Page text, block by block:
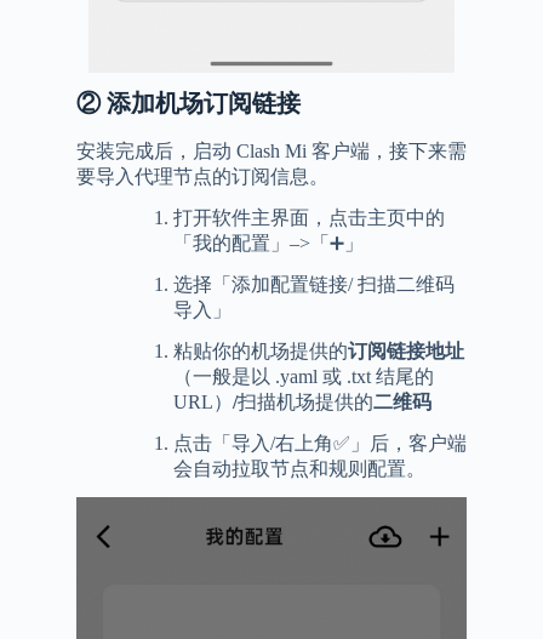
②添加机场订阅链接
安装完成后，启动 Clash Mi 客户端，接下来需
要导入代理节点的订阅信息。
打开软件主界面，点击主页中的
「我的配置」–>「➕」
选择「添加配置链接/ 扫描二维码
导入」
粘贴你的机场提供的订阅链接地址
（一般是以 .yaml 或 .txt 结尾的
URL） /扫描机场提供的二维码
点击「导入/右上角✅」后，客户端
会自动拉取节点和规则配置。